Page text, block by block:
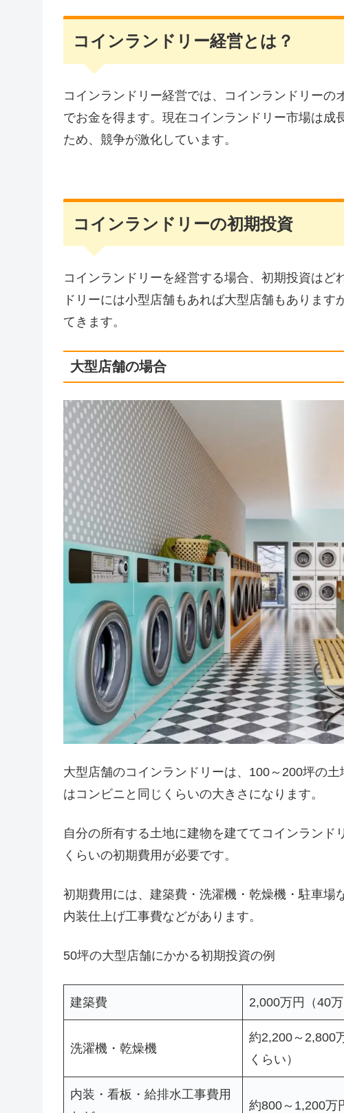
コインランドリー経営とは？
コインランドリー経営では、コインランドリーの
でお金を得ます。現在コインランドリー市場は
ため、競争が激化しています。
コインランドリーの初期投資
コインランドリーを経営する場合、初期投資は
ドリーには小型店舗もあれば大型店舗もありま
てきます。
大型店舗の場合
大型店舗のコインランドリーは、100～200坪の
はコンビニと同じくらいの大きさになります。
自分の所有する土地に建物を建ててコインラン
くらいの初期費用が必要です。
初期費用には、建築費・洗濯機・乾燥機・駐車場
内装仕上げ工事費などがあります。
50坪の大型店舗にかかる初期投資の例
建築費 2,000万円（40万
洗濯機・乾燥機
約2,200～2,800
くらい）
内装・看板・給排水工事費用
約800～1,200万